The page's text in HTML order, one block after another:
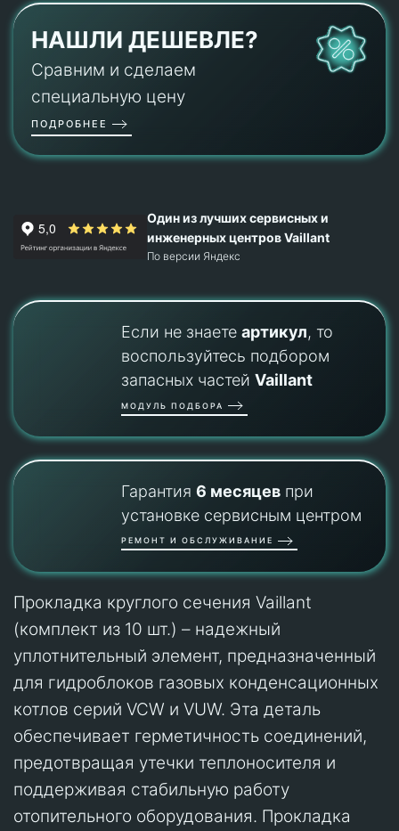
НАШЛИ ДЕШЕВЛЕ?
Сравним и сделаем
специальную цену
ПОДРОБНЕЕ
Один из лучших сервисных и
инженерных центров Vaillant
По версии Яндекс
Если не знаете артикул, то
воспользуйтесь подбором
запасных частей Vaillant
МОДУЛЬ ПОДБОРА
Гарантия 6 месяцевпри
установке сервисным центром
РЕМОНТ И ОБСЛУЖИВАНИЕ
Прокладка круглого сечения Vaillant
(комплект из 10 шт.) – надежный
уплотнительный элемент, предназначенный
для гидроблоков газовых конденсационных
котлов серий VCW и VUW. Эта деталь
обеспечивает герметичность соединений,
предотвращая утечки теплоносителя и
поддерживая стабильную работу
отопительного оборудования. Прокладка